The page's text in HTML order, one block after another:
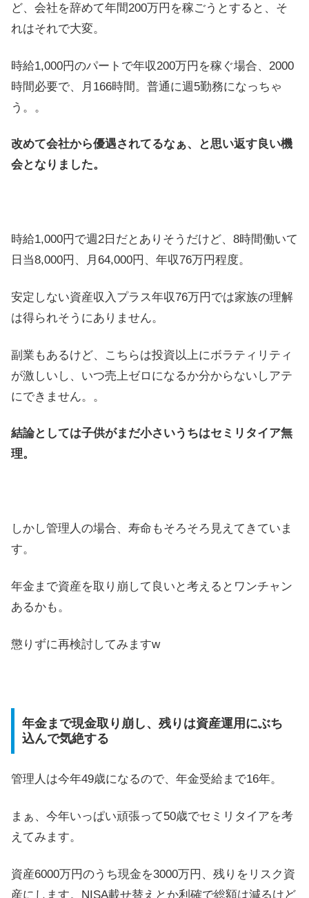
ど、会社を辞めて年間200万円を稼ごうとすると、そ
れはそれで大変。
時給1,000円のパートで年収200万円を稼ぐ場合、2000
時間必要で、月166時間。普通に週5勤務になっちゃ
う。。
改めて会社から優遇されてるなぁ、と思い返す良い機
会となりました。
時給1,000円で週2日だとありそうだけど、8時間働いて
日当8,000円、月64,000円、年収76万円程度。
安定しない資産収入プラス年収76万円では家族の理解
は得られそうにありません。
副業もあるけど、こちらは投資以上にボラティリティ
が激しいし、いつ売上ゼロになるか分からないしアテ
にできません。。
結論としては子供がまだ小さいうちはセミリタイア無
理。
しかし管理人の場合、寿命もそろそろ見えてきていま
す。
年金まで資産を取り崩して良いと考えるとワンチャン
あるかも。
懲りずに再検討してみますw
年金まで現金取り崩し、残りは資産運用にぶち
込んで気絶する
管理人は今年49歳になるので、年金受給まで16年。
まぁ、今年いっぱい頑張って50歳でセミリタイアを考
えてみます。
資産6000万円のうち現金を3000万円、残りをリスク資
産にします。NISA載せ替えとか利確で総額は減るけど